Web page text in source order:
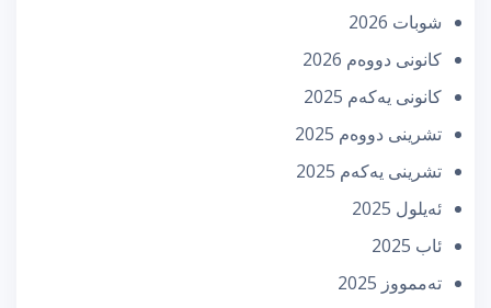
شوبات 2026
كانونی دووه‌م 2026
كانونی یه‌كه‌م 2025
تشرینی دووه‌م 2025
تشرینی یه‌كه‌م 2025
ئه‌یلول 2025
ئاب 2025
تەممووز 2025